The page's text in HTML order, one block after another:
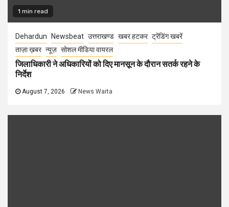
1 min read
Dehardun Newsbeat उत्तराखण्ड खबर हटकर ट्रेंडिंग खबरें
ताज़ा ख़बर न्यूज़ सोशल मीडिया वायरल
जिलाधिकारी ने अधिकारियों को दिए मानसून के दौरान सतर्क रहने के
निर्देश
August 7, 2026 News Warta